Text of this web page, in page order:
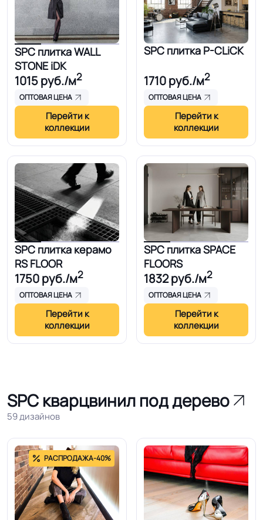
SPC плитка WALL
STONE iDK
1015руб./м2
ОПТОВАЯ ЦЕНА
Перейти к
коллекции
SPC плитка P-CLiCK
1710руб./м2
ОПТОВАЯ ЦЕНА
Перейти к
коллекции
SPC плитка керамо
RS FLOOR
1750руб./м2
ОПТОВАЯ ЦЕНА
Перейти к
коллекции
SPC плитка SPACE
FLOORS
1832руб./м2
ОПТОВАЯ ЦЕНА
Перейти к
коллекции
SPC кварцвинил под дерево
59 дизайнов
РАСПРОДАЖА-40%